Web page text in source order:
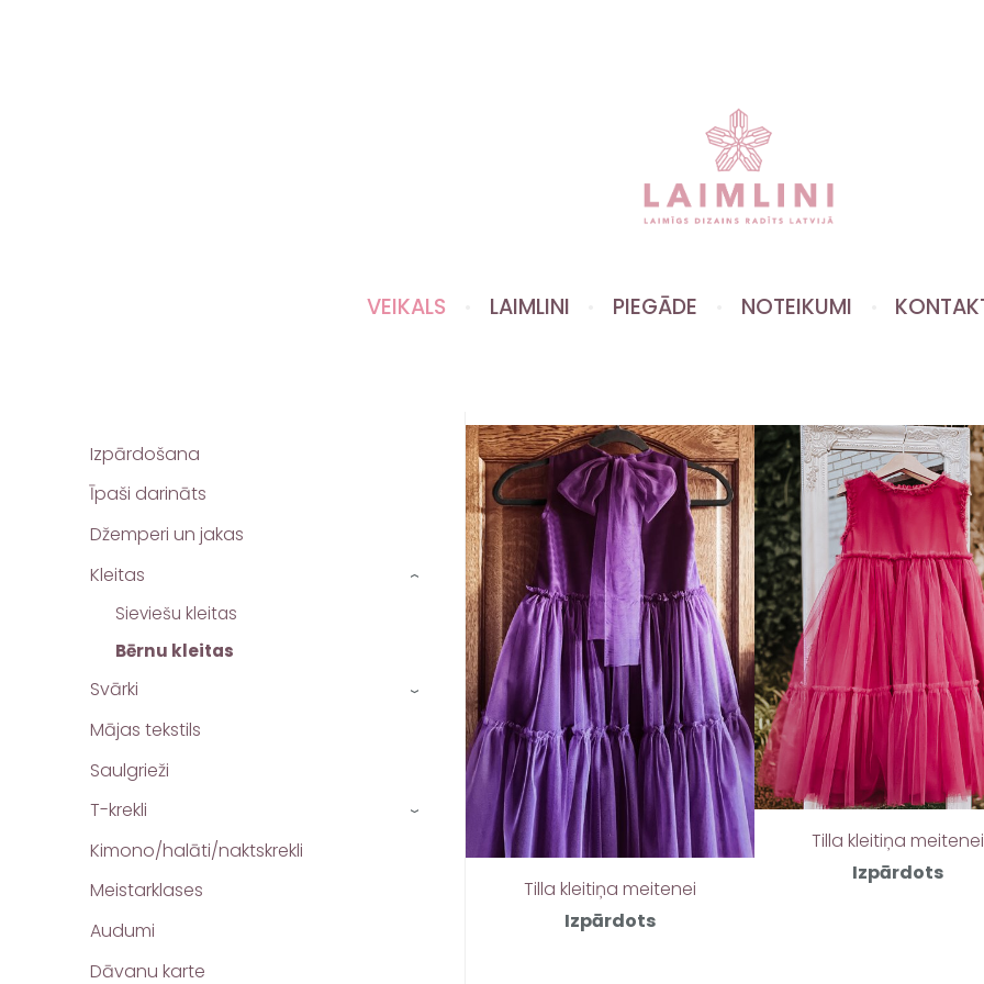
VEIKALS LAIMLINI PIEGĀDE NOTEIKUMI
Izpārdošana
Īpaši darināts
Džemperi un jakas
Kleitas
Sieviešu kleitas
Bērnu kleitas
›
Svārki ›
Mājas tekstils
Saulgrieži
T-krekli
›
Kimono/halāti/naktskrekli
Meistarklases
Audumi
Dāvanu karte
Tilla kleitiņa meitenei
Izpārdots
Tilla kleitiņa meitenei
Izpārdots